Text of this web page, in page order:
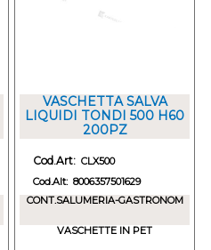
VASCHETTA SALVA
LIQUIDI TONDI 500 H60
200PZ
Cod.Art: CLX500
Cod.Alt: 8006357501629
CONT.SALUMERIA-GASTRONOM
VASCHETTE IN PET